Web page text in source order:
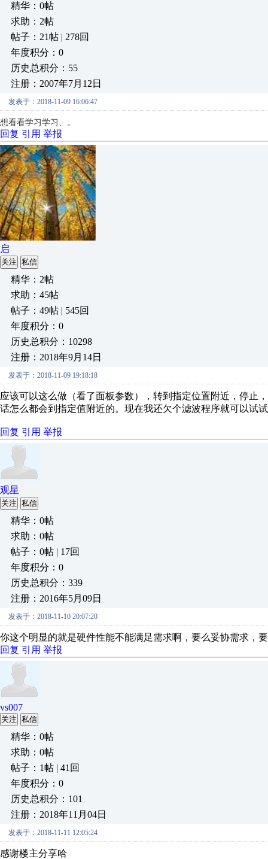
精华：0帖
求助：2帖
帖子：21帖 | 278回
年度积分：0
历史总积分：55
注册：2007年7月12日
发表于：2018-11-09 16:06:47
想看看学习学习、。
回复 引用 举报
启
关注 私信
精华：2帖
求助：45帖
帖子：49帖 | 545回
年度积分：0
历史总积分：10298
注册：2018年9月14日
发表于：2018-11-09 19:18:18
应该可以这么做（看了面板参数），转到指定位置附近，停止
话怎么都会到指定值附近的。现在我还欠个滤波程序就可以试
回复 引用 举报
观星
关注 私信
精华：0帖
求助：0帖
帖子：0帖 | 17回
年度积分：0
历史总积分：339
注册：2016年5月09日
发表于：2018-11-10 20:07:20
你这个明显的就是硬件性能不能满足需求啊，要么妥协需求，
回复 引用 举报
vs007
关注 私信
精华：0帖
求助：0帖
帖子：1帖 | 41回
年度积分：0
历史总积分：101
注册：2018年11月04日
发表于：2018-11-11 12:05:24
感谢楼主分享哈